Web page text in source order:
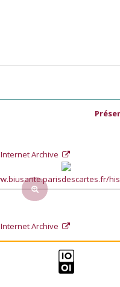
Archive
Archive